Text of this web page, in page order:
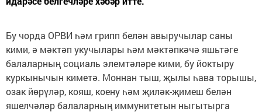
Бу чорда ОРВИ һәм грипп белән авыручылар саны
кими, ә мәктәп укучылары һәм мәктәпкәчә яшьтәге
балаларның социаль элемтәләре кими, бу йоктыру
куркынычын киметә. Моннан тыш, җылы һава торышы,
озак йөрүләр, кояш, коену һәм җиләк-җимеш белән
яшелчәләр балаларның иммунитетын ныгытырга